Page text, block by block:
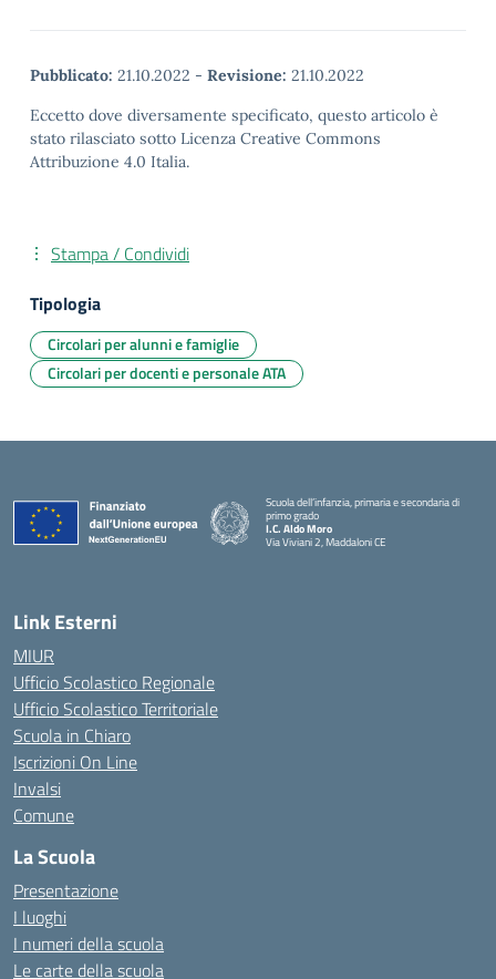
Pubblicato: 21.10.2022 - Revisione: 21.10.2022
Eccetto dove diversamente specificato, questo articolo è
stato rilasciato sotto Licenza Creative Commons
Attribuzione 4.0 Italia.
Stampa / Condividi
Tipologia
Circolari per alunni e famiglie
Circolari per docenti e personale ATA
Scuola dell’infanzia, primaria e secondaria di
primo grado
I.C. Aldo Moro
Via Viviani 2, Maddaloni CE
Link Esterni
MIUR
Ufficio Scolastico Regionale
Ufficio Scolastico Territoriale
Scuola in Chiaro
Iscrizioni On Line
Invalsi
Comune
La Scuola
Presentazione
I luoghi
I numeri della scuola
Le carte della scuola